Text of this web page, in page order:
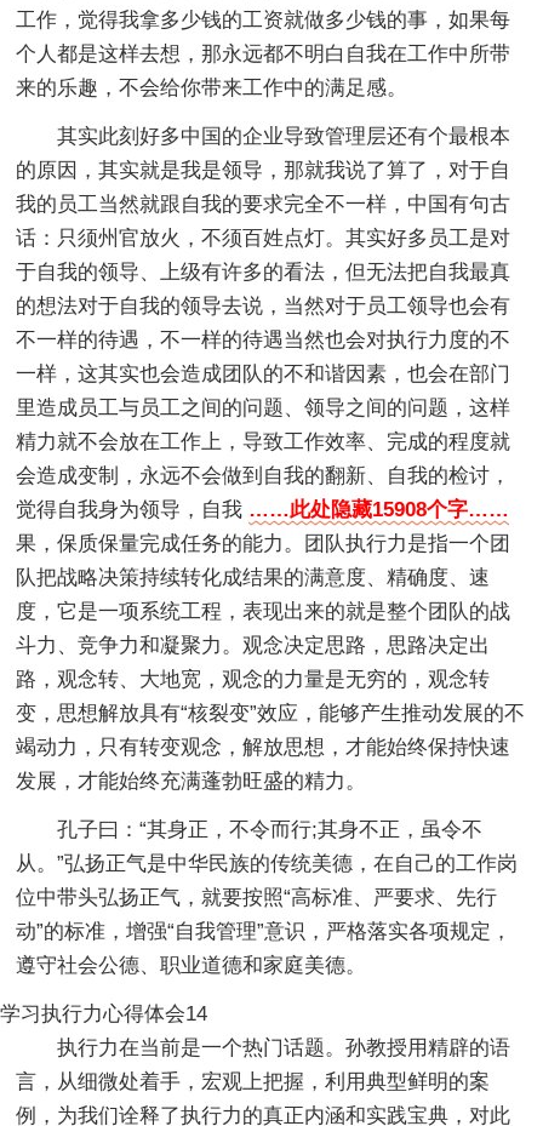
工作，觉得我拿多少钱的工资就做多少钱的事，如果每
个人都是这样去想，那永远都不明白自我在工作中所带
来的乐趣，不会给你带来工作中的满足感。
其实此刻好多中国的企业导致管理层还有个最根本
的原因，其实就是我是领导，那就我说了算了，对于自
我的员工当然就跟自我的要求完全不一样，中国有句古
话：只须州官放火，不须百姓点灯。其实好多员工是对
于自我的领导、上级有许多的看法，但无法把自我最真
的想法对于自我的领导去说，当然对于员工领导也会有
不一样的待遇，不一样的待遇当然也会对执行力度的不
一样，这其实也会造成团队的不和谐因素，也会在部门
里造成员工与员工之间的问题、领导之间的问题，这样
精力就不会放在工作上，导致工作效率、完成的程度就
会造成变制，永远不会做到自我的翻新、自我的检讨，
觉得自我身为领导，自我 ……此处隐藏15908个字……
果，保质保量完成任务的能力。团队执行力是指一个团
队把战略决策持续转化成结果的满意度、精确度、速
度，它是一项系统工程，表现出来的就是整个团队的战
斗力、竞争力和凝聚力。观念决定思路，思路决定出
路，观念转、大地宽，观念的力量是无穷的，观念转
变，思想解放具有“核裂变”效应，能够产生推动发展的不
竭动力，只有转变观念，解放思想，才能始终保持快速
发展，才能始终充满蓬勃旺盛的精力。
孔子曰：“其身正，不令而行;其身不正，虽令不
从。”弘扬正气是中华民族的传统美德，在自己的工作岗
位中带头弘扬正气，就要按照“高标准、严要求、先行
动”的标准，增强“自我管理”意识，严格落实各项规定，
遵守社会公德、职业道德和家庭美德。
学习执行力心得体会14
执行力在当前是一个热门话题。孙教授用精辟的语
言，从细微处着手，宏观上把握，利用典型鲜明的案
例，为我们诠释了执行力的真正内涵和实践宝典，对此